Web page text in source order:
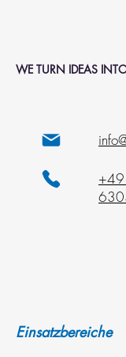
WE TURN IDEAS
Einsatzbereiche